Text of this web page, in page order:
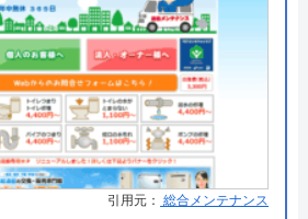
Iwabuchi
月前
て頂きとても助かりました。ス
がおすすめの理由
本全国に拠点を構え、年中無休
。日中はコールセンターにて問
くれるので、すぐに相談ができ
すぐに解消できます。
引用元： 総合メンテナンス